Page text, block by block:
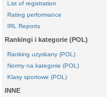
List of registration
Rating performance
IRL Reports
Rankingi i kategorie (POL)
Ranking uzyskany (POL)
Normy na kategorie (POL)
Klasy sportowe (POL)
INNE